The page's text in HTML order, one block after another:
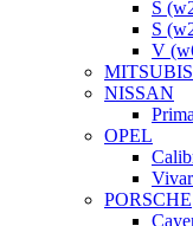
S
S
V
NISSAN
OPEL
PORSCHE